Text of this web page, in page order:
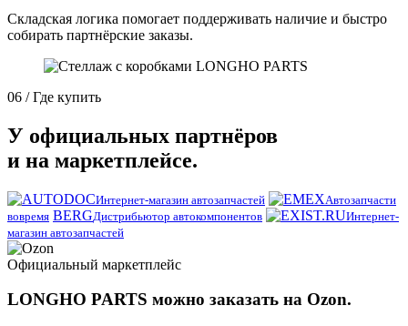
Складская логика помогает поддерживать наличие и быстро
собирать партнёрские заказы.
06 / Где купить
У официальных партнёров
и на маркетплейсе.
Интернет-магазин автозапчастей
Автозапчасти
вовремя BERGДистрибьютор автокомпонентов
Интернет-
магазин автозапчастей
Официальный маркетплейс
LONGHO PARTS можно заказать на Ozon.